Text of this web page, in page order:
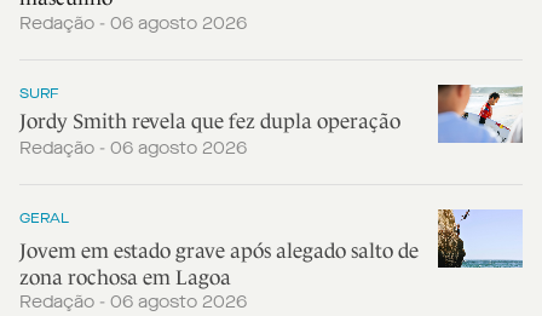
Redação - 06 agosto 2026
SURF
Jordy Smith revela que fez dupla operação
Redação - 06 agosto 2026
GERAL
Jovem em estado grave após alegado salto de
zona rochosa em Lagoa
Redação - 06 agosto 2026